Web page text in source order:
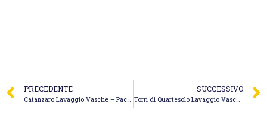
PRECEDENTE
Catanzaro Lavaggio Vasche – Pace Donatella
SUCCESSIVO
Torri di Quartesolo Lavaggio Vasche – Energica Spurghi